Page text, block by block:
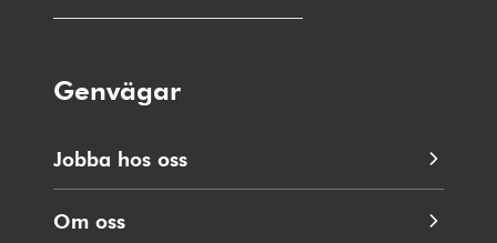
Genvägar
Jobba hos oss
Om oss